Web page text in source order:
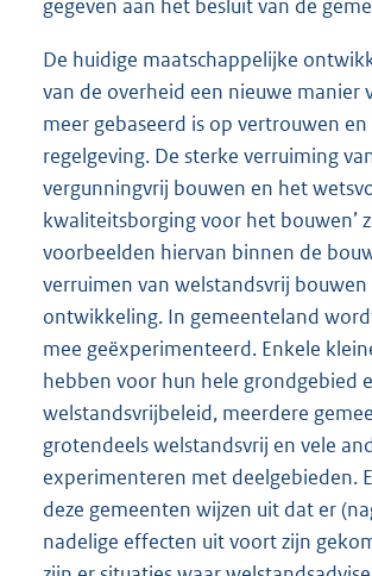
gegeven aan het besluit van de
De huidige maatschappelijke
van de overheid een nieuwe manier
meer gebaseerd is op vertrouwen
regelgeving. De sterke verruiming
vergunningvrij bouwen en het
kwaliteitsborging voor het bouwen’
voorbeelden hiervan binnen de
verruimen van welstandsvrij bouwen
ontwikkeling. In gemeenteland
mee geëxperimenteerd. Enkele
hebben voor hun hele grondgebied
welstandsvrijbeleid, meerdere
grotendeels welstandsvrij en vele
experimenteren met deelgebieden.
deze gemeenten wijzen uit dat er
nadelige effecten uit voort zijn